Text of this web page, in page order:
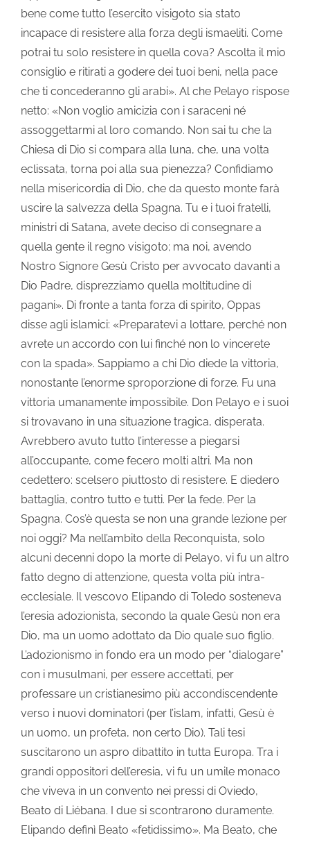
bene come tutto l’esercito visigoto sia stato
incapace di resistere alla forza degli ismaeliti. Come
potrai tu solo resistere in quella cova? Ascolta il mio
consiglio e ritirati a godere dei tuoi beni, nella pace
che ti concederanno gli arabi». Al che Pelayo rispose
netto: «Non voglio amicizia con i saraceni né
assoggettarmi al loro comando. Non sai tu che la
Chiesa di Dio si compara alla luna, che, una volta
eclissata, torna poi alla sua pienezza? Confidiamo
nella misericordia di Dio, che da questo monte farà
uscire la salvezza della Spagna. Tu e i tuoi fratelli,
ministri di Satana, avete deciso di consegnare a
quella gente il regno visigoto; ma noi, avendo
Nostro Signore Gesù Cristo per avvocato davanti a
Dio Padre, disprezziamo quella moltitudine di
pagani». Di fronte a tanta forza di spirito, Oppas
disse agli islamici: «Preparatevi a lottare, perché non
avrete un accordo con lui finché non lo vincerete
con la spada». Sappiamo a chi Dio diede la vittoria,
nonostante l’enorme sproporzione di forze. Fu una
vittoria umanamente impossibile. Don Pelayo e i suoi
si trovavano in una situazione tragica, disperata.
Avrebbero avuto tutto l’interesse a piegarsi
all’occupante, come fecero molti altri. Ma non
cedettero: scelsero piuttosto di resistere. E diedero
battaglia, contro tutto e tutti. Per la fede. Per la
Spagna. Cos’è questa se non una grande lezione per
noi oggi? Ma nell’ambito della Reconquista, solo
alcuni decenni dopo la morte di Pelayo, vi fu un altro
fatto degno di attenzione, questa volta più intra-
ecclesiale. Il vescovo Elipando di Toledo sosteneva
l’eresia adozionista, secondo la quale Gesù non era
Dio, ma un uomo adottato da Dio quale suo figlio.
L’adozionismo in fondo era un modo per “dialogare”
con i musulmani, per essere accettati, per
professare un cristianesimo più accondiscendente
verso i nuovi dominatori (per l’islam, infatti, Gesù è
un uomo, un profeta, non certo Dio). Tali tesi
suscitarono un aspro dibattito in tutta Europa. Tra i
grandi oppositori dell’eresia, vi fu un umile monaco
che viveva in un convento nei pressi di Oviedo,
Beato di Liébana. I due si scontrarono duramente.
Elipando definì Beato «fetidissimo». Ma Beato, che